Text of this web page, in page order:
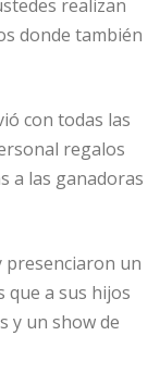
realizan
donde también
con todas las
regalos
a las ganadoras
presenciaron un
que a sus hijos
y un show de